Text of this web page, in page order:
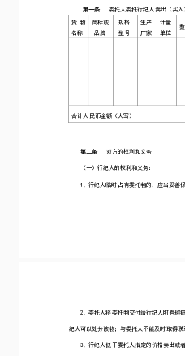
行业解决方案
汽车行业
教育行业
人事行业
更多内容
新闻资讯
法律研究室
电子签知识点